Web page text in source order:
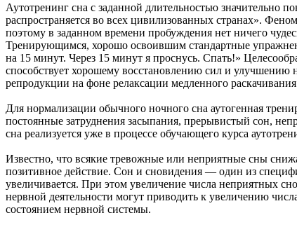
Аутотренинг сна с заданной длительностью
распространяется во всех цивилизованных странах».
поэтому в заданном времени пробуждения нет ничего
Тренирующимся, хорошо освоившим стандартные
на 15 минут. Через 15 минут я проснусь. Спать!»
способствует хорошему восстановлению сил и улучшению
репродукции на фоне релаксации медленного
Для нормализации обычного ночного сна аутогенная
постоянные затруднения засыпания, прерывистый сон,
сна реализуется уже в процессе обучающего курса
Известно, что всякие тревожные или неприятные сны
позитивное действие. Сон и сновидения — один из
увеличивается. При этом увеличение числа неприятных
нервной деятельности могут приводить к увеличению
состоянием нервной системы.